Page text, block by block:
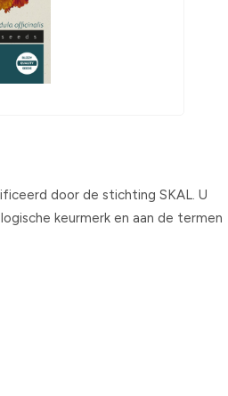
door de stichting SKAL. U
keurmerk en aan de termen